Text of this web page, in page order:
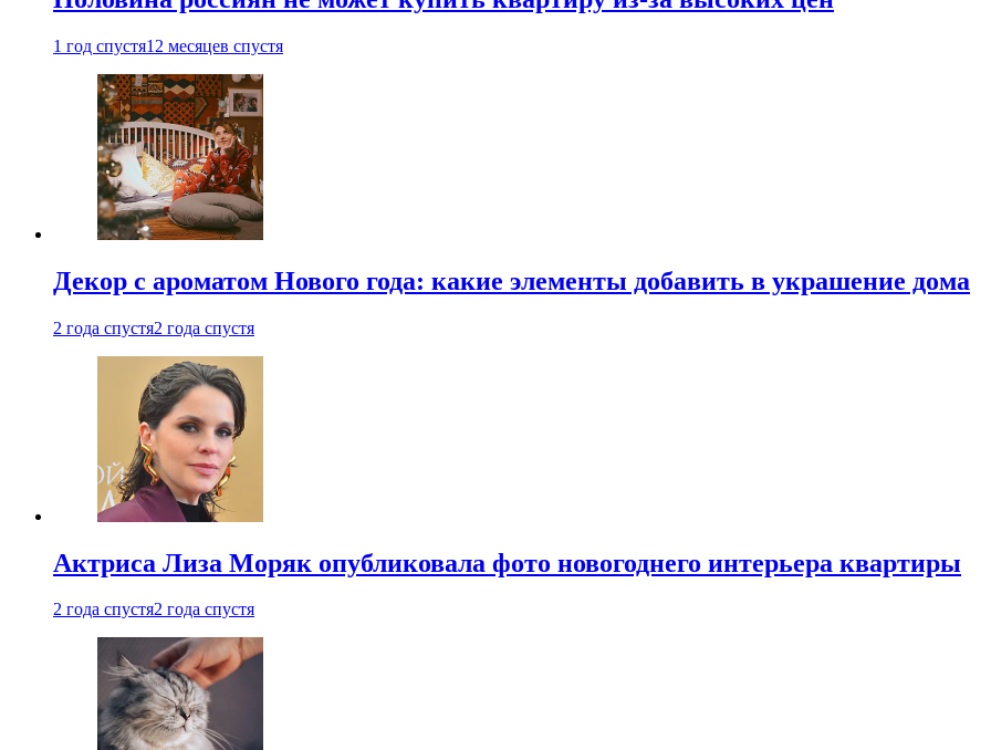
1 год спустя12 месяцев спустя
Декор с ароматом Нового года: какие элементы добавить в украшение дома
2 года спустя2 года спустя
Актриса Лиза Моряк опубликовала фото новогоднего интерьера квартиры
2 года спустя2 года спустя